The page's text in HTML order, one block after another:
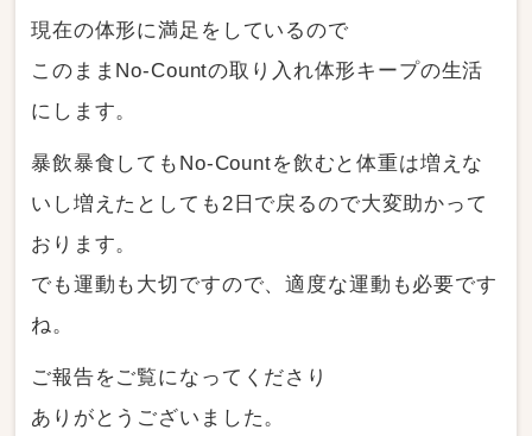
現在の体形に満足をしているので
このままNo-Countの取り入れ体形キープの生活
にします。
暴飲暴食してもNo-Countを飲むと体重は増えな
いし増えたとしても2日で戻るので大変助かって
おります。
でも運動も大切ですので、適度な運動も必要です
ね。
ご報告をご覧になってくださり
ありがとうございました。